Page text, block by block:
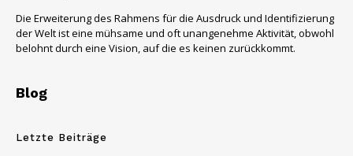
Die Erweiterung des Rahmens für die Ausdruck und Identifizierung
der Welt ist eine mühsame und oft unangenehme Aktivität, obwohl
belohnt durch eine Vision, auf die es keinen zurückkommt.
Blog
Letzte Beiträge